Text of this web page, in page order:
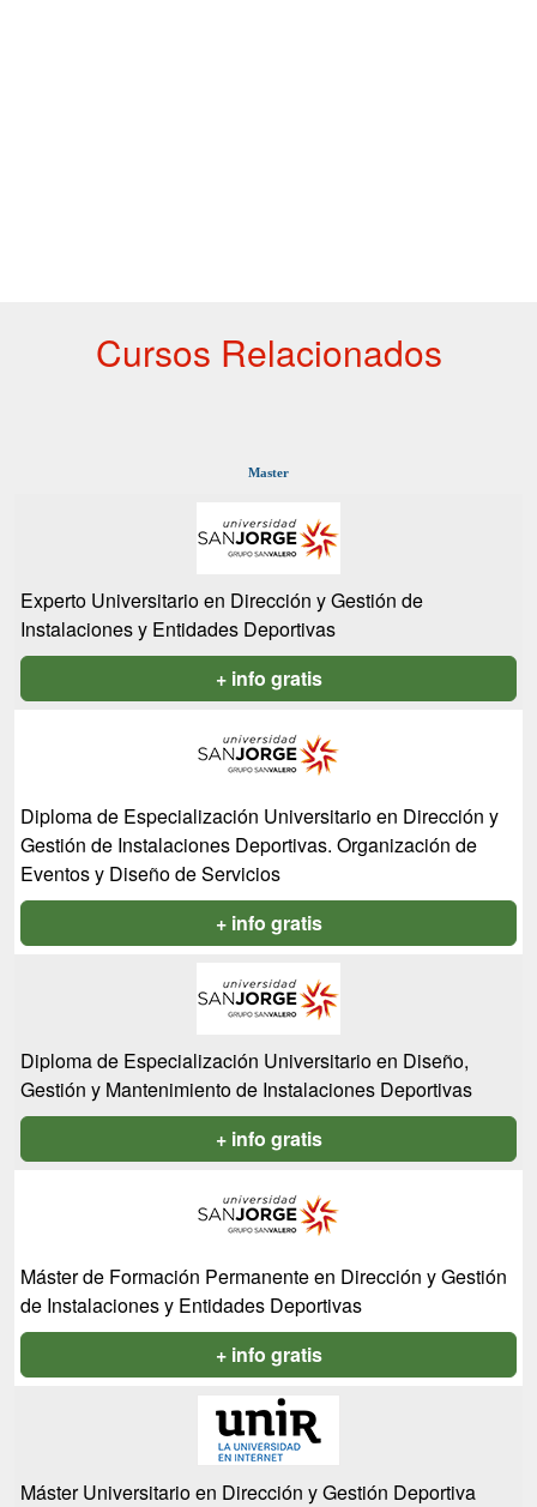
Cursos Relacionados
Master
Experto Universitario en Dirección y Gestión de
Instalaciones y Entidades Deportivas
+ info gratis
Diploma de Especialización Universitario en Dirección y
Gestión de Instalaciones Deportivas. Organización de
Eventos y Diseño de Servicios
+ info gratis
Diploma de Especialización Universitario en Diseño,
Gestión y Mantenimiento de Instalaciones Deportivas
+ info gratis
Máster de Formación Permanente en Dirección y Gestión
de Instalaciones y Entidades Deportivas
+ info gratis
Máster Universitario en Dirección y Gestión Deportiva